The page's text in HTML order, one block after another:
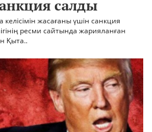
салды
жасағаны үшін санкция
ресми сайтында жарияланған
Қыта..